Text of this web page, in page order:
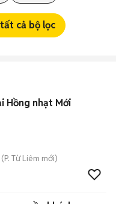
cả bộ lọc
Hồng nhạt Mới
(P. Từ Liêm mới)